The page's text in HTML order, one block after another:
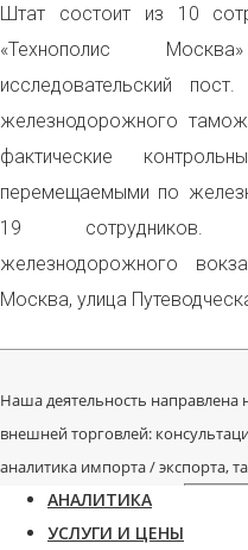
Штат состоит из 10
«Технополис
исследовательский
железнодорожного
фактические
перемещаемыми по
19 сотрудников.
железнодорожного
Москва, улица
Наша деятельность направлена
внешней торговлей:
аналитика импорта / экспорта,
АНАЛИТИКА
УСЛУГИ И ЦЕНЫ